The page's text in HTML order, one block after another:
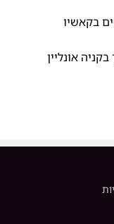
בקאשיו
אונליין